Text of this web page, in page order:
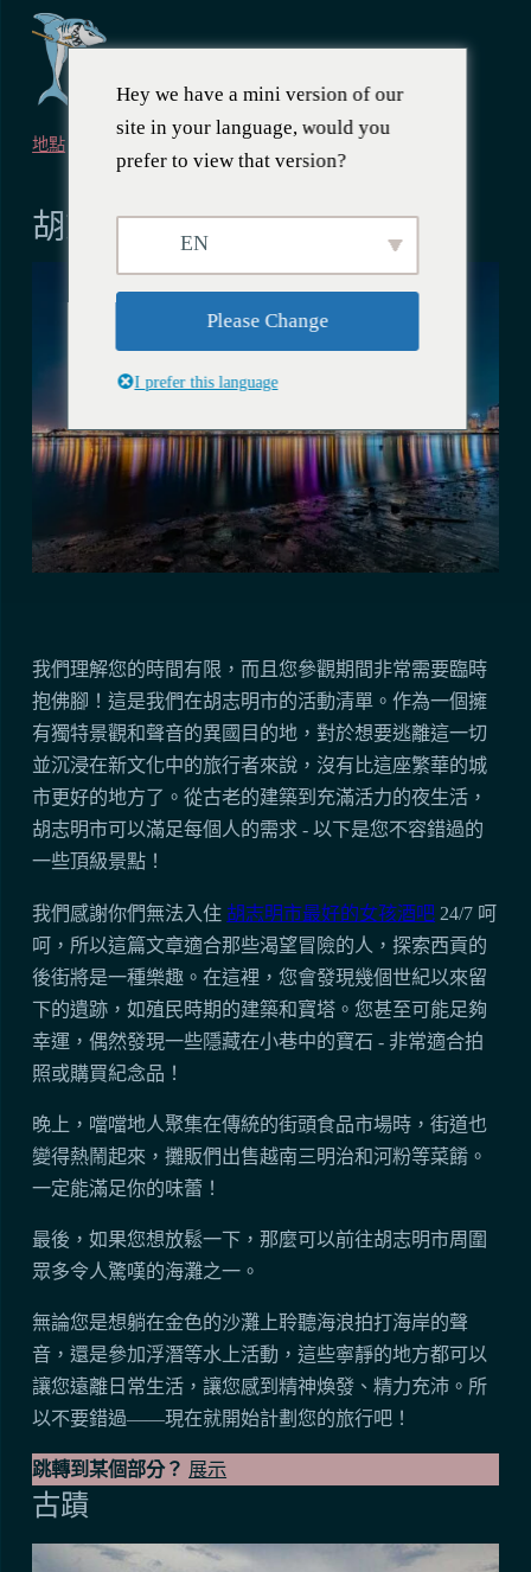
地點
2023 年 3 月 13 日
胡志明市必看景點和活動
我們理解您的時間有限，而且您參觀期間非常需要臨時
抱佛腳！這是我們在胡志明市的活動清單。作為一個擁
有獨特景觀和聲音的異國目的地，對於想要逃離這一切
並沉浸在新文化中的旅行者來說，沒有比這座繁華的城
市更好的地方了。從古老的建築到充滿活力的夜生活，
胡志明市可以滿足每個人的需求 - 以下是您不容錯過的
一些頂級景點！
我們感謝你們無法入住 胡志明市最好的女孩酒吧 24/7 呵
呵，所以這篇文章適合那些渴望冒險的人，探索西貢的
後街將是一種樂趣。在這裡，您會發現幾個世紀以來留
下的遺跡，如殖民時期的建築和寶塔。您甚至可能足夠
幸運，偶然發現一些隱藏在小巷中的寶石 - 非常適合拍
照或購買紀念品！
晚上，噹噹地人聚集在傳統的街頭食品市場時，街道也
變得熱鬧起來，攤販們出售越南三明治和河粉等菜餚。
一定能滿足你的味蕾！
最後，如果您想放鬆一下，那麼可以前往胡志明市周圍
眾多令人驚嘆的海灘之一。
無論您是想躺在金色的沙灘上聆聽海浪拍打海岸的聲
音，還是參加浮潛等水上活動，這些寧靜的地方都可以
讓您遠離日常生活，讓您感到精神煥發、精力充沛。所
以不要錯過——現在就開始計劃您的旅行吧！
跳轉到某個部分？ 展示
古蹟
Hey we have a mini version of our
site in your language, would you
prefer to view that version?
EN
Please Change
I prefer this language